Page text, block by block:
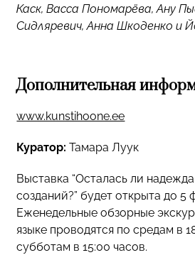
Каск, Васса Пономарёва, Ану
Сидляревич, Анна Шкоденко и
Дополнительная
www.kunstihoone.ee
Куратор: Тамара Луук
Выставка “Осталась ли
созданий?” будет открыта до 5
Еженедельные обзорные
языке проводятся по средам в
субботам в 15:00 часов.